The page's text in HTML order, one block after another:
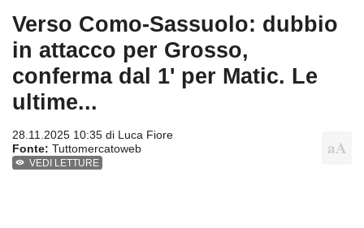
Verso Como-Sassuolo: dubbio
in attacco per Grosso,
conferma dal 1' per Matic. Le
ultime...
28.11.2025 10:35 di Luca Fiore
Fonte: Tuttomercatoweb
VEDI LETTURE